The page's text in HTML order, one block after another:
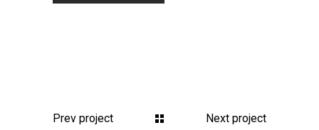
Prev project Next project